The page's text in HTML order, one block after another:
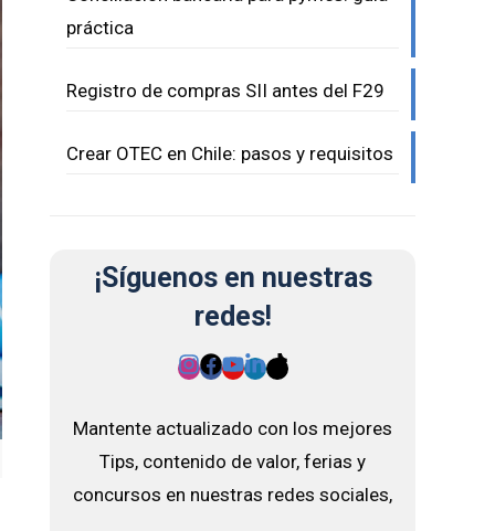
práctica
Registro de compras SII antes del F29
Crear OTEC en Chile: pasos y requisitos
¡Síguenos en nuestras
redes!
Mantente actualizado con los mejores
Tips, contenido de valor, ferias y
concursos en nuestras redes sociales,